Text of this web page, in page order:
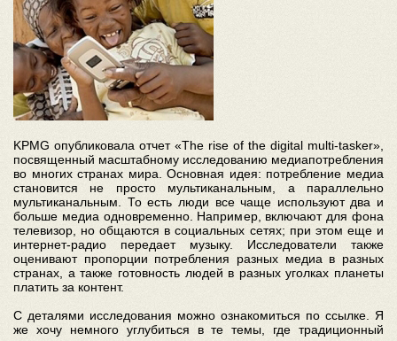
KPMG опубликовала отчет «The rise of the digital multi-tasker»,
посвященный масштабному исследованию медиапотребления
во многих странах мира. Основная идея: потребление медиа
становится не просто мультиканальным, а параллельно
мультиканальным. То есть люди все чаще используют два и
больше медиа одновременно. Например, включают для фона
телевизор, но общаются в социальных сетях; при этом еще и
интернет-радио передает музыку. Исследователи также
оценивают пропорции потребления разных медиа в разных
странах, а также готовность людей в разных уголках планеты
платить за контент.
С деталями исследования можно ознакомиться по ссылке. Я
же хочу немного углубиться в те темы, где традиционный